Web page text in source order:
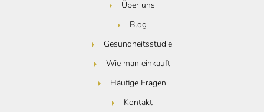
Über uns
Blog
Gesundheitsstudie
Wie man einkauft
Häufige Fragen
Kontakt